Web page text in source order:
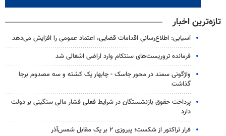
تازه‌ترین اخبار
آسیابی: اطلاع‌رسانی اقدامات قضایی، اعتماد عمومی را افزایش می‌دهد
فرمانده تروریست‌های سنتکام وارد اراضی اشغالی شد
واژگونی سمند در محور جاسک - چابهار یک کشته و سه مصدوم برجا
گذاشت
پرداخت حقوق بازنشستگان در شرایط فعلی فشار مالی سنگینی بر دولت
دارد
فرار تراکتور از شکست؛ پیروزی ۲ بر یک مقابل شمس‌آذر